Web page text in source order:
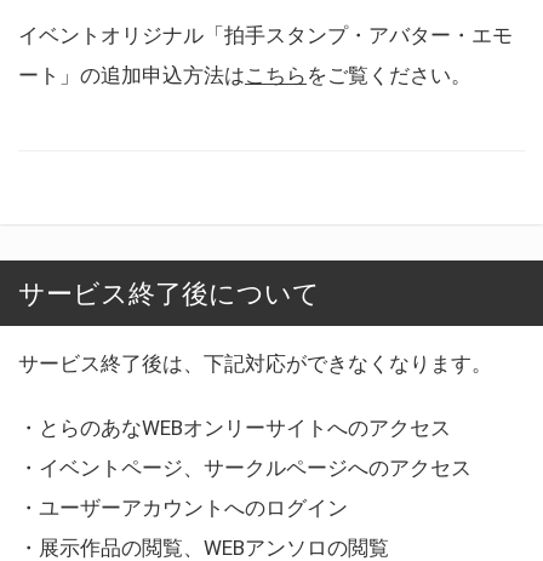
イベントオリジナル「拍手スタンプ・アバター・エモ
ート」の追加申込方法はこちら をご覧ください。
サービス終了後について
サービス終了後は、下記対応ができなくなります。
・とらのあなWEBオンリーサイトへのアクセス
・イベントページ、サークルページへのアクセス
・ユーザーアカウントへのログイン
・展示作品の閲覧、WEBアンソロの閲覧